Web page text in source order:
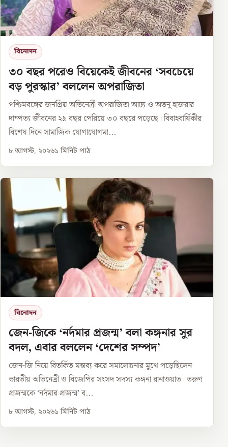
বিনোদন
৩০ বছর পরেও বিয়েকেই জীবনের ‘সবচেয়ে
বড় পুরস্কার’ বললেন অপরাজিতা
পশ্চিমবঙ্গের জনপ্রিয় অভিনেত্রী অপরাজিতা আঢ্য ও অতনু হাজরার
দাম্পত্য জীবনের ২৯ বছর পেরিয়ে ৩০ বছরে পড়েছে। বিবাহবার্ষিকীর
বিশেষ দিনে সামাজিক যোগাযোগমা...
৮ আগস্ট, ২০২৬১ মিনিট পাঠ
বিনোদন
জেন-জিকে ‘নর্দমার প্রজন্ম’ বলা কঙ্গনার সুর
বদল, এবার বললেন ‘দেশের সম্পদ’
জেন-জি নিয়ে বিতর্কিত মন্তব্য করে সমালোচনার মুখে পড়েছিলেন
ভারতীয় অভিনেত্রী ও বিজেপির সংসদ সদস্য কঙ্গনা রানাওয়াত। তরুণ
প্রজন্মকে ‘নর্দমার প্রজন্ম’ ব...
৮ আগস্ট, ২০২৬১ মিনিট পাঠ